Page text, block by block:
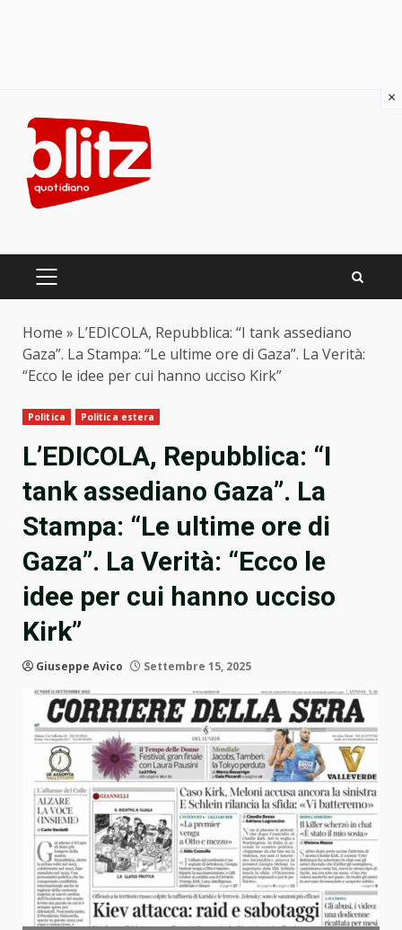
content
PRIMARY
Home » L’EDICOLA, Repubblica: “I tank assediano
Gaza”. La Stampa: “Le ultime ore di Gaza”. La Verità:
“Ecco le idee per cui hanno ucciso Kirk”
Politica Politica estera
L’EDICOLA, Repubblica: “I
tank assediano Gaza”. La
Stampa: “Le ultime ore di
Gaza”. La Verità: “Ecco le
idee per cui hanno ucciso
Kirk”
Giuseppe Avico Settembre 15, 2025
×